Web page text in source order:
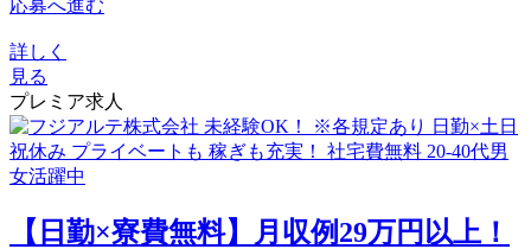
応募へ進む
詳しく
見る
プレミア求人
【日勤×寮費無料】月収例29万円以上！